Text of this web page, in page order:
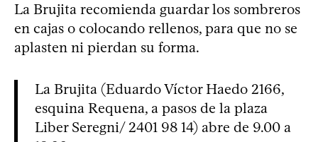
La Brujita recomienda guardar los sombreros
en cajas o colocando rellenos, para que no se
aplasten ni pierdan su forma.
La Brujita (Eduardo Víctor Haedo 2166,
esquina Requena, a pasos de la plaza
Liber Seregni/ 2401 98 14) abre de 9.00 a